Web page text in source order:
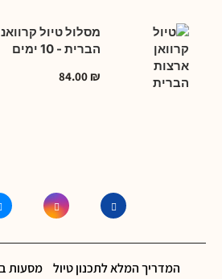
מסלול טיול
הברית - 10 ימים
84.00 ₪
המדריך המלא לתכנון טיול מסעות